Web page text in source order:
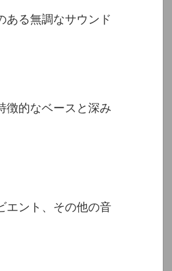
ある無調なサウンド
徴的なベースと深み
エント、その他の音